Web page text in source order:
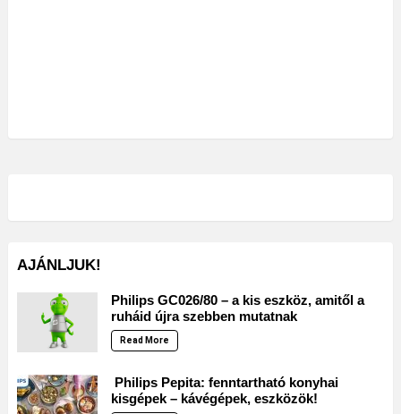
AJÁNLJUK!
Philips GC026/80 – a kis eszköz, amitől a
ruháid újra szebben mutatnak
Read More
Philips Pepita: fenntartható konyhai
kisgépek – kávégépek, eszközök!